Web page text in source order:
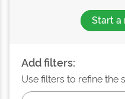
Start a
Add filters:
Use filters to refine the